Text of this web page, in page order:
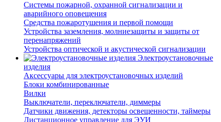
Системы пожарной, охранной сигнализации и
аварийного оповещения
Средства пожаротушения и первой помощи
Устройства заземления, молниезащиты и защиты от
перенапряжений
Устройства оптической и акустической сигнализации
Электроустановочные
изделия
Аксессуары для электроустановочных изделий
Блоки комбинированные
Вилки
Выключатели, переключатели, диммеры
Датчики движения, детекторы освещенности, таймеры
Дистанционное управление для ЭУИ